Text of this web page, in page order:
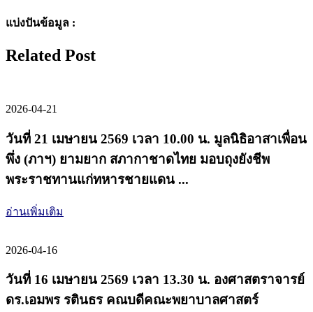
แบ่งปันข้อมูล :
Related Post
2026-04-21
วันที่ 21 เมษายน 2569 เวลา 10.00 น. มูลนิธิอาสาเพื่อน
พึ่ง (ภาฯ) ยามยาก สภากาชาดไทย มอบถุงยังชีพ
พระราชทานแก่ทหารชายแดน ...
อ่านเพิ่มเติม
2026-04-16
วันที่ 16 เมษายน 2569 เวลา 13.30 น. องศาสตราจารย์
ดร.เอมพร รตินธร คณบดีคณะพยาบาลศาสตร์